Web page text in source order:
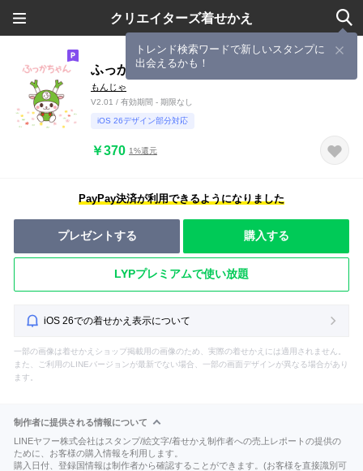
クリエイターズ着せかえ
トレンド検索ワードで新しいスタンプに
出会えるかも！
ふっかちゃん おはなの着せ替え
もんじゃ
V2.01 / 有効期間 - 期限なし
iOS 26デザイン部分対応
￥370 1%還元
PayPay決済が利用できるようになりました
プレゼントする 購入する
LYPプレミアムで使い放題
iOS 26での着せかえ表示について
一部の画像は着せかえショップ掲載用の画像のため、実際の着せかえには適用されません。
また、ご利用のLINEバージョンが最新でない場合、一部の画面デザインが異なる場合があり
ます。
制作者に提供される情報について
LINEヤフー株式会社はスタンプ/絵文字/着せかえ制作者への売上レポートの提供の
ために、お客様の購入情報を利用します。
購入日付、登録国情報は制作者から確認することができます。(お客様を直接識別可